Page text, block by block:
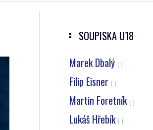
SOUPISKA U18
Marek Dbalý ( )
Filip Eisner ( )
Martin Foretník ( )
Lukáš Hřebík ( )